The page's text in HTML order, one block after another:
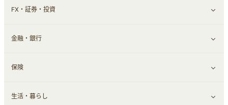
家電・パソコン・ソフトウェア
通信・レンタルサーバー
スマホ・携帯電話・SIM
すべて見る
クレジットカード
FX・証券・投資
すべて見る
証券
金融・銀行
銀行・ネット銀行
保険
すべて見る
生活・暮らし